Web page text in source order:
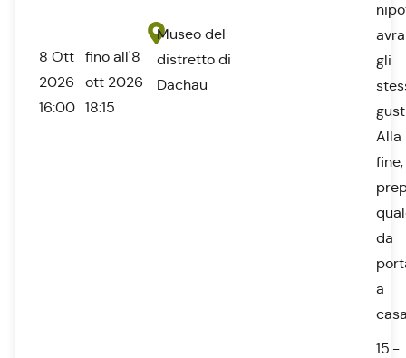
8 Ott
2026
16:00
fino all'8
ott 2026
18:15
Museo del
distretto di
Dachau
gli
Alla
fine,
da
a
15.-